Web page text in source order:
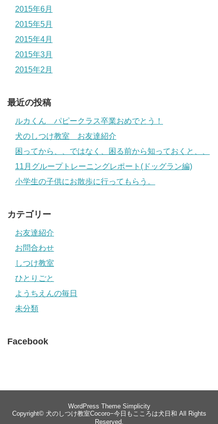
2015年6月
2015年5月
2015年4月
2015年3月
2015年2月
最近の投稿
ルカくん パピークラス卒業おめでとう！
犬のしつけ教室 お友達紹介
困ってから、、ではなく、困る前から知っておくと、、
11月グループトレーニングレポート(ドッグラン編)
小学生の子供にお散歩に行ってもらう。
カテゴリー
お友達紹介
お問合わせ
しつけ教室
ひとりごと
ようちえんの毎日
未分類
Facebook
WordPress Theme Simplicity
Copyright© 犬のしつけ教室Cocoro−今日もこころは犬日和 All Rights
Reserved.